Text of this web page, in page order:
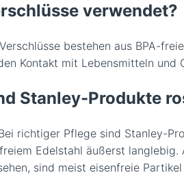
verwendet?
bestehen aus BPA-
Kontakt mit Lebensmitteln und
Stanley-Produkte
richtiger Pflege sind Stanley-
Edelstahl äußerst langlebig.
sind meist eisenfreie